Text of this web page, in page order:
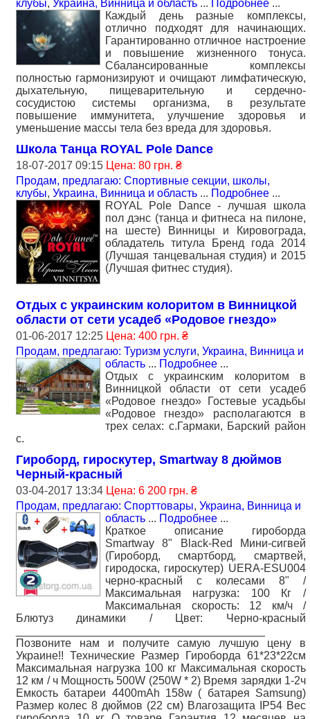
клубы, Украина, Винница и область ... Подробнее ...
Каждый день разные комплексы,
отлично подходят для начинающих.
Гарантированно отличное настроение
и повышение жизненного тонуса.
Сбалансированные комплексы
полностью гармонизируют и очищают лимфатическую,
дыхательную, пищеварительную и сердечно-
сосудистою системы организма, в результате
повышение иммунитета, улучшение здоровья и
уменьшение массы тела без вреда для здоровья.
Школа Танца ROYAL Pole Dance
18-07-2017 09:15 Цена: 80 грн. ₴
Продам, предлагаю: Спортивные секции, школы,
клубы, Украина, Винница и область ... Подробнее ...
ROYAL Pole Dance - лучшая школа
пол дэнс (танца и фитнеса на пилоне,
на шесте) Винницы и Кировограда,
обладатель титула Бренд года 2014
(Лучшая танцевальная студия) и 2015
(Лучшая фитнес студия).
Отдых с украинским колоритом в Винницкой
области от сети усадеб «Родовое гнездо»
01-06-2017 12:25 Цена: 400 грн. ₴
Продам, предлагаю: Туризм услуги, Украина, Винница и
область ... Подробнее ...
Отдых с украинским колоритом в
Винницкой области от сети усадеб
«Родовое гнездо» Гостевые усадьбы
«Родовое гнездо» располагаются в
трех селах: с.Гармаки, Барский район
с.
Гироборд, гироскутер, Smartway 8 дюймов
Черный-красный
03-04-2017 13:34 Цена: 6 200 грн. ₴
Продам, предлагаю: Спорттовары, Украина, Винница и
область ... Подробнее ...
Краткое описание гироборда
Smartway 8" Black-Red Мини-сигвей
(Гироборд, смартборд, смартвей,
гиродоска, гироскутер) UERA-ESU004
черно-красный с колесами 8" /
Максимальная нагрузка: 100 Кг /
Максимальная скорость: 12 км/ч /
Блютуз динамики / Цвет: Черно-красный
Позвоните нам и получите самую лучшую цену в
Украине!! Технические Размер Гироборда 61*23*22см
Максимальная нагрузка 100 кг Максимальная скорость
12 км / ч Мощность 500W (250W * 2) Время зарядки 1-2ч
Емкость батареи 4400mAh 158w ( батарея Samsung)
Размер колес 8 дюймов (22 см) Влагозащита IP54 Вес